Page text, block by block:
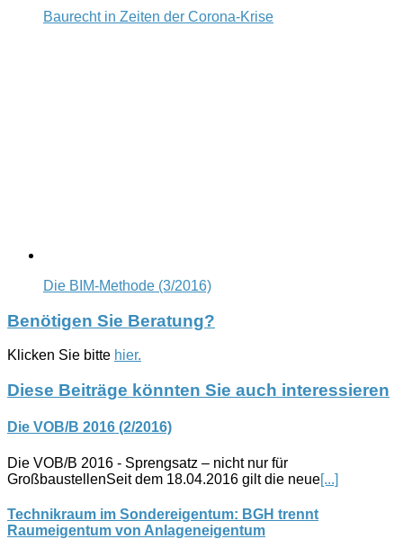
Baurecht in Zeiten der Corona-Krise
Die BIM-Methode (3/2016)
Benötigen Sie Beratung?
Klicken Sie bitte hier.
Diese Beiträge könnten Sie auch interessieren
Die VOB/B 2016 (2/2016)
Die VOB/B 2016 - Sprengsatz – nicht nur für
GroßbaustellenSeit dem 18.04.2016 gilt die neue[...]
Technikraum im Sondereigentum: BGH trennt
Raumeigentum von Anlageneigentum